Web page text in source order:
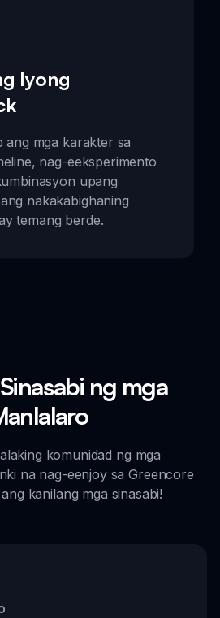
Iyong
ang mga karakter sa
nag-eeksperimento
upang
nakakabighaning
temang berde.
ng mga
komunidad ng mga
na nag-eenjoy sa Greencore
kanilang mga sinasabi!